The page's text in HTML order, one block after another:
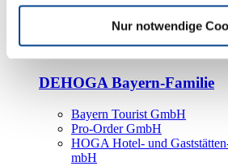
Nur notwendige
Bundesverband
Fachverbände
DEHOGA Bayern-Familie
Bayern Tourist GmbH
Pro-Order GmbH
HOGA Hotel- und
mbH